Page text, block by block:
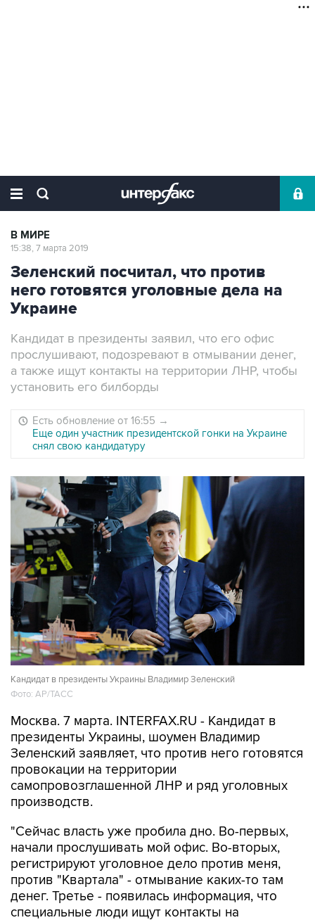
В МИРЕ
15:38, 7 марта 2019
Зеленский посчитал, что против
него готовятся уголовные дела на
Украине
Кандидат в президенты заявил, что его офис
прослушивают, подозревают в отмывании денег,
а также ищут контакты на территории ЛНР, чтобы
установить его билборды
Есть обновление от 16:55 →
Еще один участник президентской гонки на Украине
снял свою кандидатуру
Кандидат в президенты Украины Владимир Зеленский
Фото: AP/ТАСС
Москва. 7 марта. INTERFAX.RU - Кандидат в
президенты Украины, шоумен Владимир
Зеленский заявляет, что против него готовятся
провокации на территории
самопровозглашенной ЛНР и ряд уголовных
производств.
"Сейчас власть уже пробила дно. Во-первых,
начали прослушивать мой офис. Во-вторых,
регистрируют уголовное дело против меня,
против "Квартала" - отмывание каких-то там
денег. Третье - появилась информация, что
специальные люди ищут контакты на